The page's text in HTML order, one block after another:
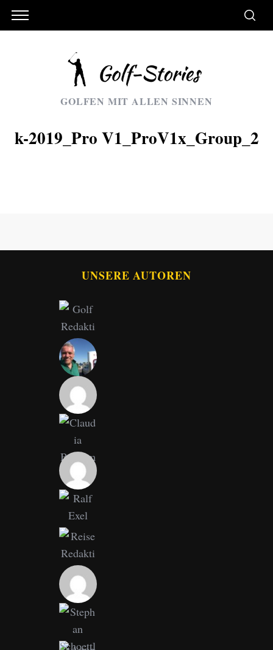
GOLFEN MIT ALLEN SINNEN
k-2019_Pro V1_ProV1x_Group_2
UNSERE AUTOREN